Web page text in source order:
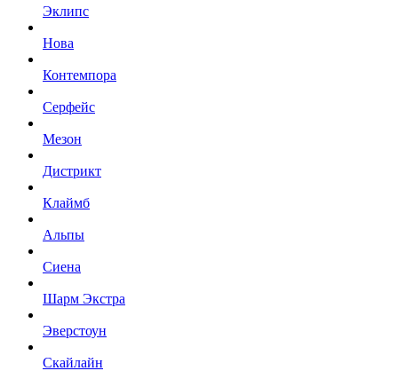
Эклипс
Нова
Контемпора
Серфейс
Мезон
Дистрикт
Клаймб
Альпы
Сиена
Шарм Экстра
Эверстоун
Скайлайн